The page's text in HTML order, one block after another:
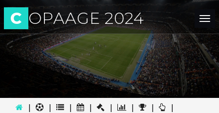
C OPAAGE 2024
| | | | | | | |